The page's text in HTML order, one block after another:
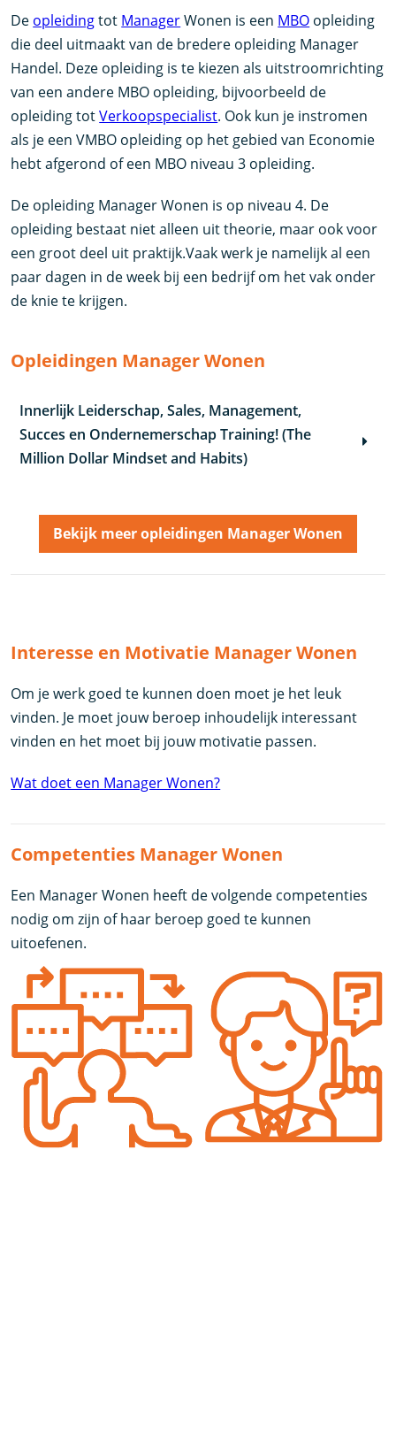
De opleidingtot ManagerWonen is een MBO opleiding
die deel uitmaakt van de bredere opleiding Manager
Handel. Deze opleiding is te kiezen als uitstroomrichting
van een andere MBO opleiding, bijvoorbeeld de
opleiding totVerkoopspecialist. Ook kun je instromen
als je een VMBO opleiding op het gebied van Economie
hebt afgerond of een MBO niveau 3 opleiding.
De opleiding Manager Wonen is op niveau 4. De
opleiding bestaat niet alleen uit theorie, maar ook voor
een groot deel uit praktijk.Vaak werk je namelijk al een
paar dagen in de week bij een bedrijf om het vak onder
de knie te krijgen.
Opleidingen Manager Wonen
Innerlijk Leiderschap, Sales, Management,
Succes en Ondernemerschap Training! (The
Million Dollar Mindset and Habits)
Bekijk meer opleidingen Manager Wonen
Interesse en Motivatie Manager Wonen
Om je werk goed te kunnen doen moet je het leuk
vinden. Je moet jouw beroep inhoudelijk interessant
vinden en het moet bij jouw motivatie passen.
Wat doet een Manager Wonen?
Competenties Manager Wonen
Een Manager Wonen heeft de volgende competenties
nodig om zijn of haar beroep goed te kunnen
uitoefenen.